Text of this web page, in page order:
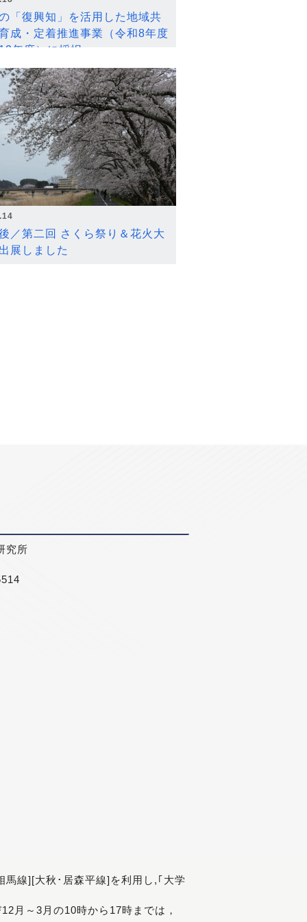
「復興知」を活用した地域共
成・定着推進事業（令和8年度
年度）に採択
／第二回 さくら祭り＆花火大
展しました
究所
線][大秋･居森平線]を利用し,｢大学
月～3月の10時から17時までは，